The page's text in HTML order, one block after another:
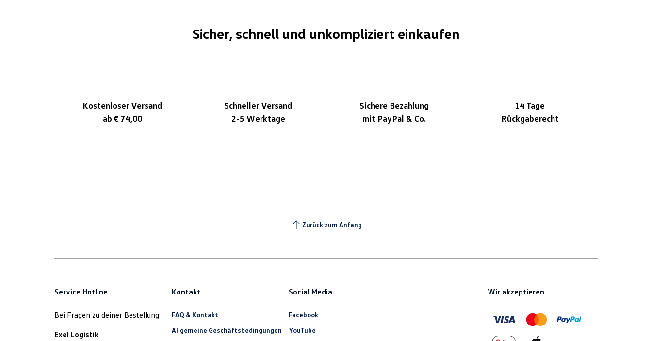
Sicher, schnell und unkompliziert einkaufen
Kostenloser Versand
ab € 74,00
Schneller Versand
2-5 Werktage
Sichere Bezahlung
mit PayPal & Co.
14 Tage
Rückgaberecht
Zurück zum Anfang
Service Hotline
Bei Fragen zu deiner Bestellung:
Exel Logistik
Kontakt
FAQ & Kontakt
Allgemeine Geschäftsbedingungen
Social Media
Facebook
YouTube
Wir akzeptieren